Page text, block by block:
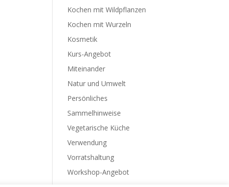
Kochen mit Wildpflanzen
Kochen mit Wurzeln
Kosmetik
Kurs-Angebot
Miteinander
Natur und Umwelt
Persönliches
Sammelhinweise
Vegetarische Küche
Verwendung
Vorratshaltung
Workshop-Angebot